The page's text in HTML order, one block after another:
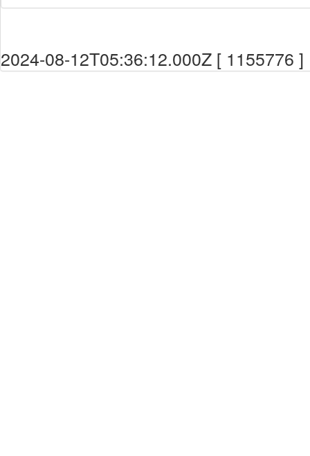
2024-08-12T05:36:12.000Z [ 1155776 ]